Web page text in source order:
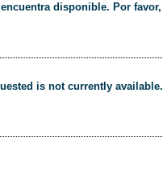
disponible. Por favor,
is not currently available.